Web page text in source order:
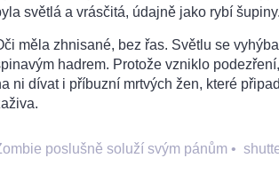
světlá a vrásčitá, údajně jako rybí šupiny.
měla zhnisané, bez řas. Světlu se
hadrem. Protože vzniklo
ni dívat i příbuzní mrtvých žen, které
poslušně soluží svým pánům •